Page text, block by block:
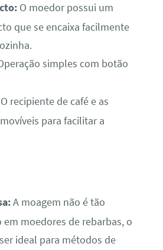
O moedor possui um
que se encaixa facilmente
simples com botão
recipiente de café e as
para facilitar a
A moagem não é tão
em moedores de rebarbas, o
ideal para métodos de